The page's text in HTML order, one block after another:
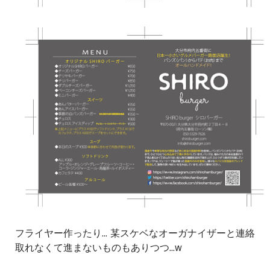
フライヤー作ったり... 某スケベなオーガナイザーと連絡
取れなくて進まないものもありつつ...w